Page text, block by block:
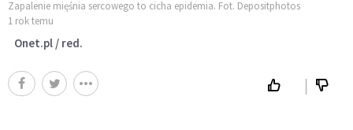
Zapalenie mięśnia sercowego to cicha epidemia. Fot. Depositphotos
1 rok temu
Onet.pl / red.